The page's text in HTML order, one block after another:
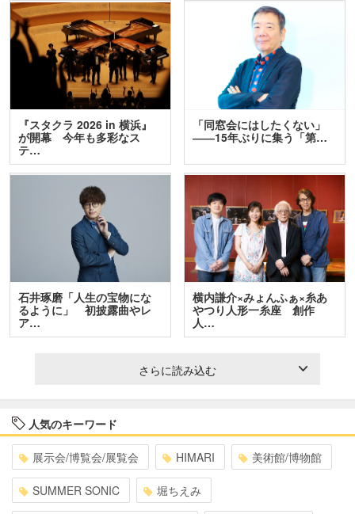
『スタクラ 2026 in 横浜』
が開幕 今年も多彩なス
テ…
「同窓会にはしたくない」
――15年ぶりに集う「第…
石井琢磨「人生の宝物にな
るように」 初披露曲やレ
ア…
横内謙介×みょんふぁ×糸あ
やつり人形一糸座 創作
人…
さらに読み込む
人気のキーワード
展示会/博覧会/展覧会 HIMARI 美術館/博物館
SUMMER SONIC 堀ちえみ